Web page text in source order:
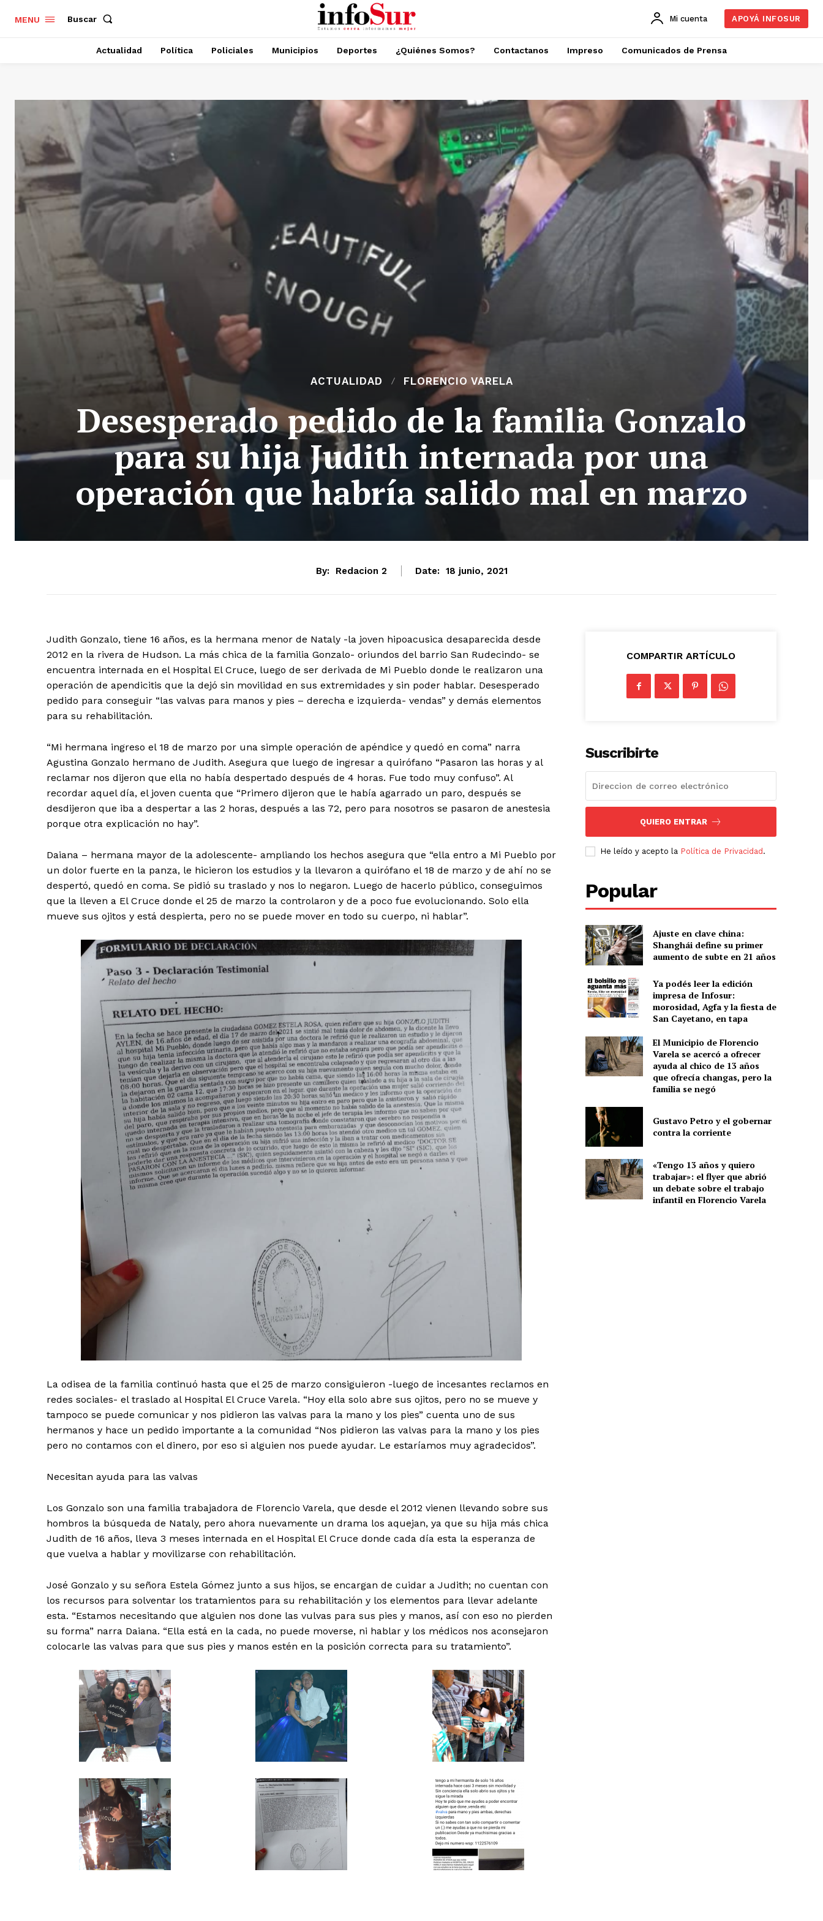
MENU Buscar Mi cuenta APOYÁ INFOSUR
Actualidad Política Policiales Municipios Deportes ¿Quiénes Somos? Contactanos Impreso Comunicados de Prensa
ACTUALIDAD FLORENCIO VARELA
Desesperado pedido de la familia Gonzalo
para su hija Judith internada por una
operación que habría salido mal en marzo
By: Redacion 2 Date: 18 junio, 2021
Judith Gonzalo, tiene 16 años, es la hermana menor de Nataly -la joven hipoacusica desaparecida desde
2012 en la rivera de Hudson. La más chica de la familia Gonzalo- oriundos del barrio San Rudecindo- se
encuentra internada en el Hospital El Cruce, luego de ser derivada de Mi Pueblo donde le realizaron una
operación de apendicitis que la dejó sin movilidad en sus extremidades y sin poder hablar. Desesperado
pedido para conseguir “las valvas para manos y pies – derecha e izquierda- vendas” y demás elementos
para su rehabilitación.
“Mi hermana ingreso el 18 de marzo por una simple operación de apéndice y quedó en coma” narra
Agustina Gonzalo hermano de Judith. Asegura que luego de ingresar a quirófano “Pasaron las horas y al
reclamar nos dijeron que ella no había despertado después de 4 horas. Fue todo muy confuso”. Al
recordar aquel día, el joven cuenta que “Primero dijeron que le había agarrado un paro, después se
desdijeron que iba a despertar a las 2 horas, después a las 72, pero para nosotros se pasaron de anestesia
porque otra explicación no hay”.
Daiana – hermana mayor de la adolescente- ampliando los hechos asegura que “ella entro a Mi Pueblo por
un dolor fuerte en la panza, le hicieron los estudios y la llevaron a quirófano el 18 de marzo y de ahí no se
despertó, quedó en coma. Se pidió su traslado y nos lo negaron. Luego de hacerlo público, conseguimos
que la lleven a El Cruce donde el 25 de marzo la controlaron y de a poco fue evolucionando. Solo ella
mueve sus ojitos y está despierta, pero no se puede mover en todo su cuerpo, ni hablar”.
La odisea de la familia continuó hasta que el 25 de marzo consiguieron -luego de incesantes reclamos en
redes sociales- el traslado al Hospital El Cruce Varela. “Hoy ella solo abre sus ojitos, pero no se mueve y
tampoco se puede comunicar y nos pidieron las valvas para la mano y los pies” cuenta uno de sus
hermanos y hace un pedido importante a la comunidad “Nos pidieron las valvas para la mano y los pies
pero no contamos con el dinero, por eso si alguien nos puede ayudar. Le estaríamos muy agradecidos”.
Necesitan ayuda para las valvas
Los Gonzalo son una familia trabajadora de Florencio Varela, que desde el 2012 vienen llevando sobre sus
hombros la búsqueda de Nataly, pero ahora nuevamente un drama los aquejan, ya que su hija más chica
Judith de 16 años, lleva 3 meses internada en el Hospital El Cruce donde cada día esta la esperanza de
que vuelva a hablar y movilizarse con rehabilitación.
José Gonzalo y su señora Estela Gómez junto a sus hijos, se encargan de cuidar a Judith; no cuentan con
los recursos para solventar los tratamientos para su rehabilitación y los elementos para llevar adelante
esta. “Estamos necesitando que alguien nos done las vulvas para sus pies y manos, así con eso no pierden
su forma” narra Daiana. “Ella está en la cada, no puede moverse, ni hablar y los médicos nos aconsejaron
colocarle las valvas para que sus pies y manos estén en la posición correcta para su tratamiento”.
COMPARTIR ARTÍCULO
Suscribirte
QUIERO ENTRAR
He leído y acepto la Política de Privacidad .
Popular
Ajuste en clave china:
Shanghái define su primer
aumento de subte en 21 años
Ya podés leer la edición
impresa de Infosur:
morosidad, Agfa y la fiesta de
San Cayetano, en tapa
El Municipio de Florencio
Varela se acercó a ofrecer
ayuda al chico de 13 años
que ofrecía changas, pero la
familia se negó
Gustavo Petro y el gobernar
contra la corriente
«Tengo 13 años y quiero
trabajar»: el flyer que abrió
un debate sobre el trabajo
infantil en Florencio Varela